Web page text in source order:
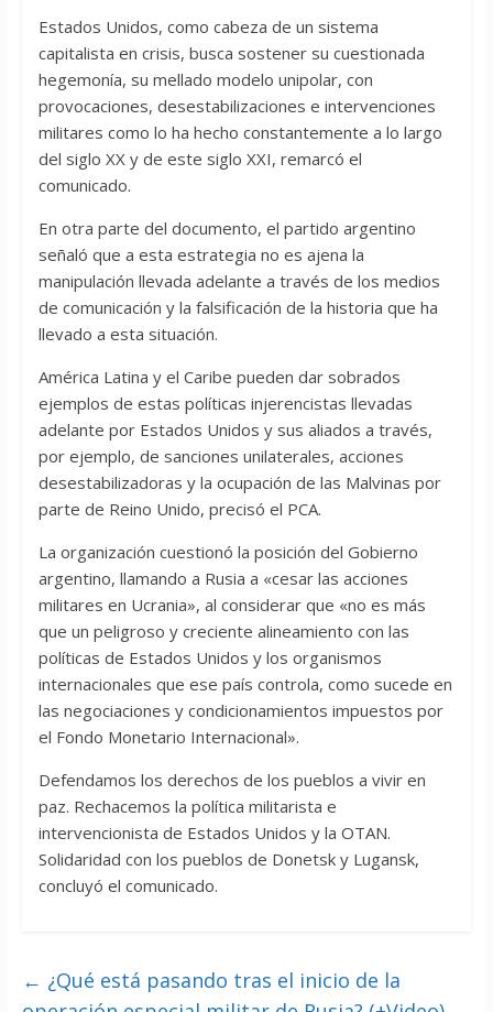
Estados Unidos, como cabeza de un sistema
capitalista en crisis, busca sostener su cuestionada
hegemonía, su mellado modelo unipolar, con
provocaciones, desestabilizaciones e intervenciones
militares como lo ha hecho constantemente a lo largo
del siglo XX y de este siglo XXI, remarcó el
comunicado.
En otra parte del documento, el partido argentino
señaló que a esta estrategia no es ajena la
manipulación llevada adelante a través de los medios
de comunicación y la falsificación de la historia que ha
llevado a esta situación.
América Latina y el Caribe pueden dar sobrados
ejemplos de estas políticas injerencistas llevadas
adelante por Estados Unidos y sus aliados a través,
por ejemplo, de sanciones unilaterales, acciones
desestabilizadoras y la ocupación de las Malvinas por
parte de Reino Unido, precisó el PCA.
La organización cuestionó la posición del Gobierno
argentino, llamando a Rusia a «cesar las acciones
militares en Ucrania», al considerar que «no es más
que un peligroso y creciente alineamiento con las
políticas de Estados Unidos y los organismos
internacionales que ese país controla, como sucede en
las negociaciones y condicionamientos impuestos por
el Fondo Monetario Internacional».
Defendamos los derechos de los pueblos a vivir en
paz. Rechacemos la política militarista e
intervencionista de Estados Unidos y la OTAN.
Solidaridad con los pueblos de Donetsk y Lugansk,
concluyó el comunicado.
← ¿Qué está pasando tras el inicio de la